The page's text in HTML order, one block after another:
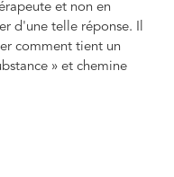
et non en
d'une telle réponse. Il
comment tient un
» et chemine
réalité qui est
de la causalité.